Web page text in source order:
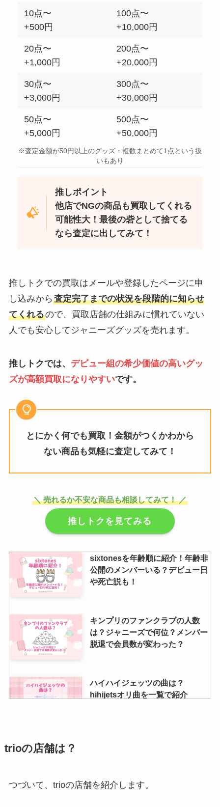
10点〜
+500円
100点〜
+10,000円
20点〜
+1,000円
200点〜
+20,000円
30点〜
+3,000円
300点〜
+30,000円
50点〜
+5,000円
500点〜
+50,000円
※査定金額が50円以上のグッズ・複数まとめて1点という扱
いもあり
推しポイント
他店でNGの商品も買取してくれる
可能性大！最後の砦として捨てる
なら査定に出してみて！
推しトクでの買取はメールや登録したページに申
し込みから 査定完了までの状況を段階的に知らせ
てくれるので、買取店舗の仕組みに慣れていない
人でも安心してジャニーズグッズを売れます。
推しトクでは、 デビュー組の希少価値の高いグッ
ズが高額買取になりやすいです。
とにかく何でも買取！金額がつくかわから
ない商品も気軽に査定してみて！
＼ 売れるか不安な商品も相談してみて！ ／
推しトクを見てみる
sixtonesを年齢順に紹介！年齢非
公開のメンバーいる？デビュー日
や死亡説も！
キンプリのファンクラブの人数
は？ジャニーズで何位？メンバー
脱退で会員数が変わった？
ハイハイジェッツの曲は？
hihijetsオリ曲を一覧で紹介
trioの店舗は？
つづいて、trioの店舗を紹介します。